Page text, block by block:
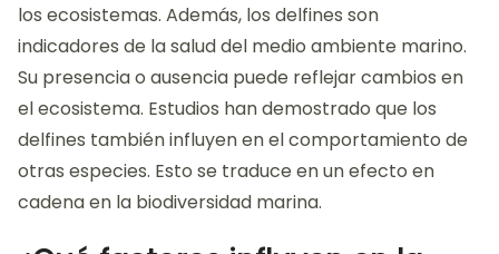
los ecosistemas. Además, los delfines son
indicadores de la salud del medio ambiente marino.
Su presencia o ausencia puede reflejar cambios en
el ecosistema. Estudios han demostrado que los
delfines también influyen en el comportamiento de
otras especies. Esto se traduce en un efecto en
cadena en la biodiversidad marina.